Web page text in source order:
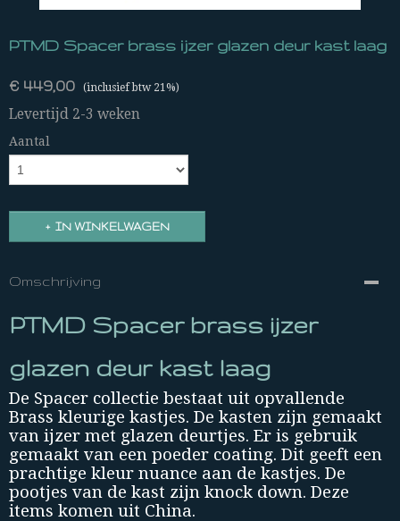
PTMD Spacer brass ijzer glazen deur kast laag
€ 449,00 (inclusief btw 21%)
Levertijd 2-3 weken
Aantal
IN WINKELWAGEN
Omschrijving
PTMD Spacer brass ijzer
glazen deur kast laag
De Spacer collectie bestaat uit opvallende
Brass kleurige kastjes. De kasten zijn gemaakt
van ijzer met glazen deurtjes. Er is gebruik
gemaakt van een poeder coating. Dit geeft een
prachtige kleur nuance aan de kastjes. De
pootjes van de kast zijn knock down. Deze
items komen uit China.